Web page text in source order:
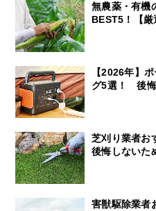
無農薬・有機
BEST5！【厳
【2026年】
グ5選！ 後悔
芝刈り業者
後悔しないた
害獣駆除業者